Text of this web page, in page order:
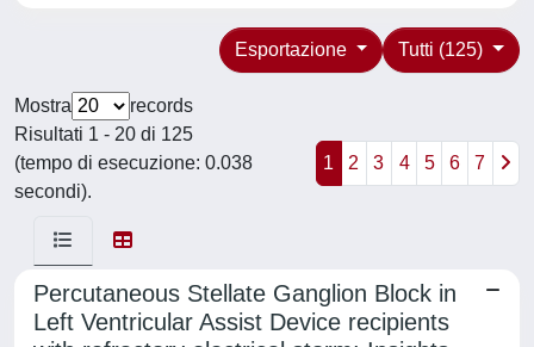
Tutti (125)
Esportazione
Mostra
records
Risultati 1 - 20 di 125
(tempo di esecuzione: 0.038
secondi).
1 2 3 4 5 6 7
Percutaneous Stellate Ganglion Block in
Left Ventricular Assist Device recipients